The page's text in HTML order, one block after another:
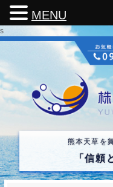
s
熊本天草を
「信頼
MENU